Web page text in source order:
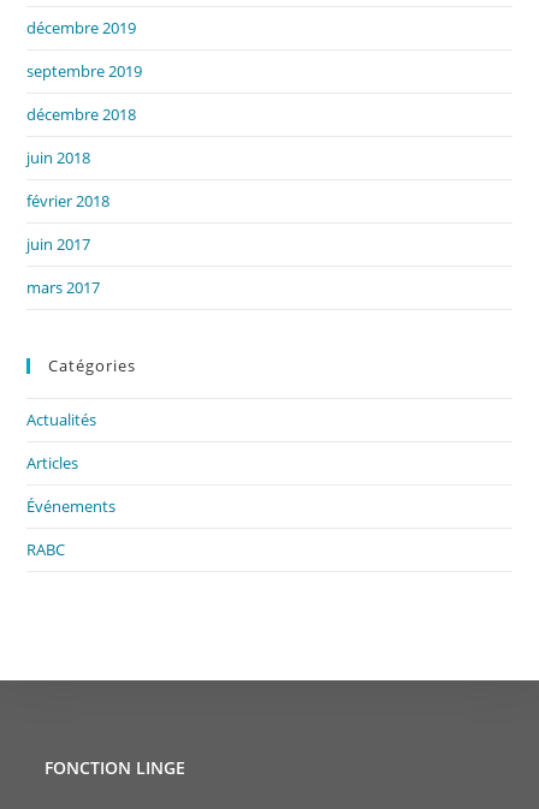
décembre 2019
septembre 2019
décembre 2018
juin 2018
février 2018
juin 2017
mars 2017
Catégories
Actualités
Articles
Événements
RABC
FONCTION LINGE